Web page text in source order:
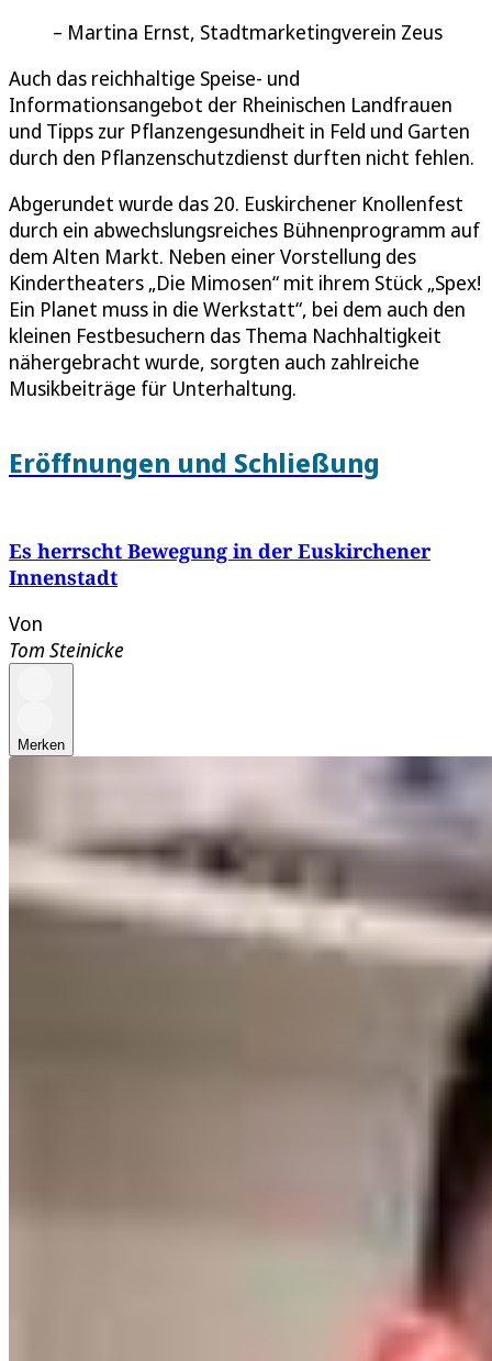
Martina Ernst, Stadtmarketingverein Zeus
Auch das reichhaltige Speise- und
Informationsangebot der Rheinischen Landfrauen
und Tipps zur Pflanzengesundheit in Feld und Garten
durch den Pflanzenschutzdienst durften nicht fehlen.
Abgerundet wurde das 20. Euskirchener Knollenfest
durch ein abwechslungsreiches Bühnenprogramm auf
dem Alten Markt. Neben einer Vorstellung des
Kindertheaters „Die Mimosen“ mit ihrem Stück „Spex!
Ein Planet muss in die Werkstatt“, bei dem auch den
kleinen Festbesuchern das Thema Nachhaltigkeit
nähergebracht wurde, sorgten auch zahlreiche
Musikbeiträge für Unterhaltung.
Eröffnungen und Schließung
Es herrscht Bewegung in der Euskirchener
Innenstadt
Von
Tom Steinicke
Merken